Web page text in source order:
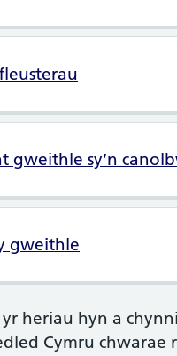
gweithle sy’n
gweithle
heriau hyn a
Cymru